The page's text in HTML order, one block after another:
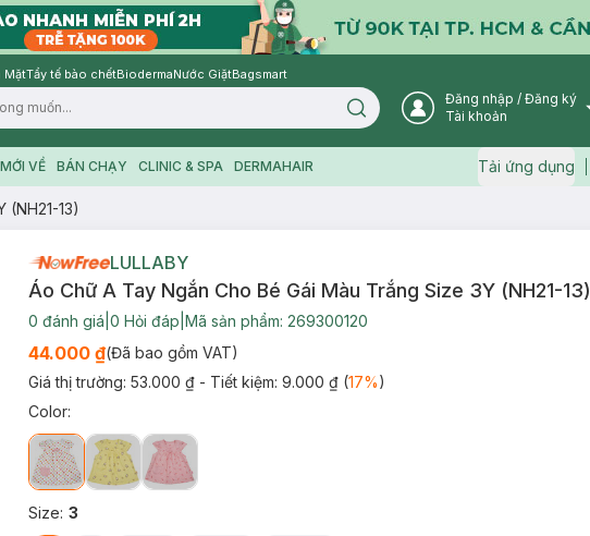
MặtTẩy tế bào chếtBiodermaNước GiặtBagsmart
Search icon User Icon
Đăng nhập / Đăng ký
Tài khoản
VỀ BÁN CHẠY CLINIC & SPA DERMAHAIR Tải ứng dụng
(NH21-13)
LULLABY
Áo Chữ A Tay Ngắn Cho Bé Gái Màu Trắng Size 3Y (NH21-13)
0 đánh giá 0 Hỏi đáp Mã sản phẩm: 269300120
44.000 ₫(Đã bao gồm VAT)
Giá thị trường: 53.000 ₫ - Tiết kiệm: 9.000 ₫(17%)
Color:
Size: 3